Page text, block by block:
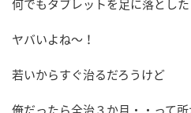
何でもタブレットを足に落とした
ヤバいよね～！
若いからすぐ治るだろうけど